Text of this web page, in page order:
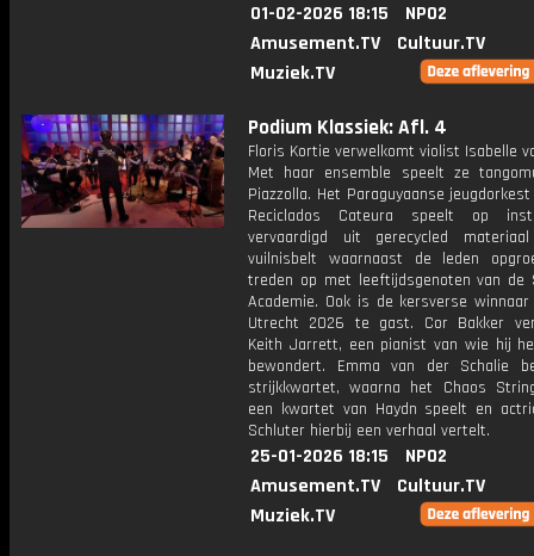
01-02-2026 18:15
NPO2
Amusement.TV
Cultuur.TV
Muziek.TV
Podium Klassiek: Afl. 4
Floris Kortie verwelkomt violist Isabelle
Met haar ensemble speelt ze
Piazzolla. Het Paraguyaanse
Reciclados Cateura speelt op
vervaardigd uit gerecycled
vuilnisbelt waarnaast de leden
treden op met leeftijdsgenoten van de
Academie. Ook is de kersverse
Utrecht 2026 te gast. Cor Bakker
Keith Jarrett, een pianist van wie hij
bewondert. Emma van der Schalie
strijkkwartet, waarna het Chaos
een kwartet van Haydn speelt en
Schluter hierbij een verhaal vertelt.
25-01-2026 18:15
NPO2
Amusement.TV
Cultuur.TV
Muziek.TV